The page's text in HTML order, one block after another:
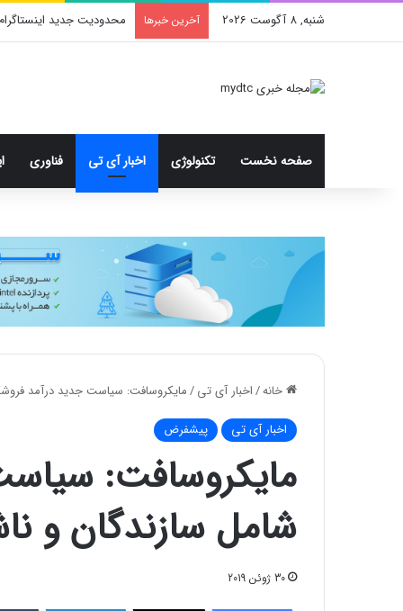
شنبه, 8 آگوست 2026 آخرین خبرها محدودیت جدید
صفحه نخست تکنولوژی اخبار آی تی فناوری
خانه/اخبار آی تی/مایکروسافت: سیاست جدید درآمد
اخبار آی تی پیشفرض
مایکروسافت:
شامل سازندگان و
30 ژوئن 2019